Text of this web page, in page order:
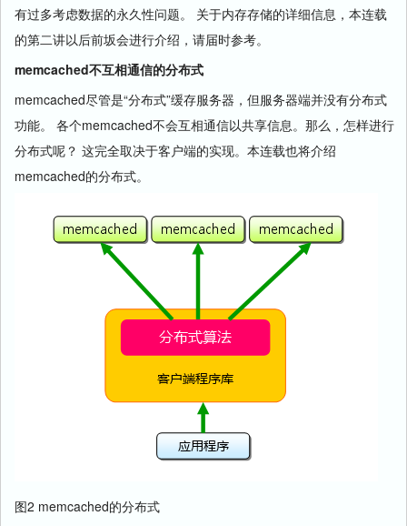
有过多考虑数据的永久性问题。 关于内存存储的详细信息，本连载
的第二讲以后前坂会进行介绍，请届时参考。
memcached不互相通信的分布式
memcached尽管是“分布式”缓存服务器，但服务器端并没有分布式
功能。 各个memcached不会互相通信以共享信息。那么，怎样进行
分布式呢？ 这完全取决于客户端的实现。本连载也将介绍
memcached的分布式。
图2 memcached的分布式